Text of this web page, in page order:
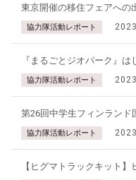
東京開催の移住フェアへの
協力隊活動レポート
『まるごとジオパーク』は
協力隊活動レポート
第26回中学生フィンラン
協力隊活動レポート
【ヒグマトラックキット